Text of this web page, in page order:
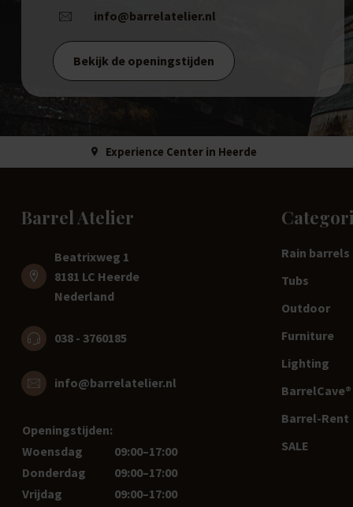
info@barrelatelier.nl
Bekijk de openingstijden
Experience Center in Heerde
Barrel Atelier
Beatrixweg 1
8181 LC Heerde
Nederland
038 - 3760185
info@barrelatelier.nl
Openingstijden:
Woensdag
09:00–17:00
Donderdag
09:00–17:00
Vrijdag
09:00–17:00
Rain barrels
Tubs
Outdoor
Furniture
Lighting
Barrel-Rent
SALE